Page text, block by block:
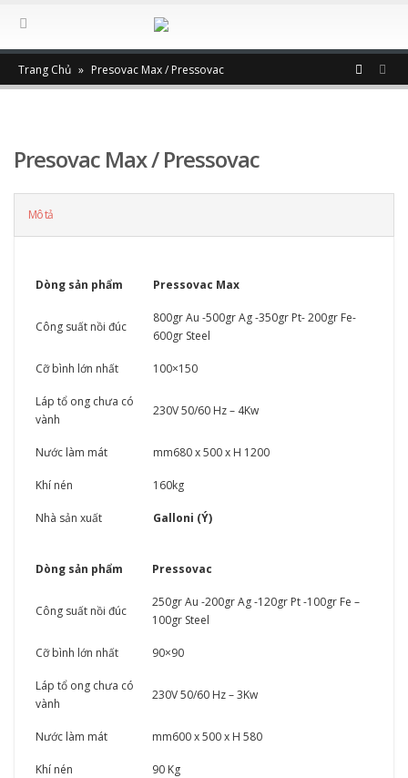
Trang Chủ » Presovac Max / Pressovac
Presovac Max / Pressovac
Mô tả
Dòng sản phẩm Pressovac Max
Công suất nồi đúc
800gr Au -500gr Ag -350gr Pt- 200gr Fe-
600gr Steel
Cỡ bình lớn nhất 100×150
Láp tổ ong chưa có
vành
230V 50/60 Hz – 4Kw
Nước làm mát mm680 x 500 x H 1200
Khí nén 160kg
Nhà sản xuất Galloni (Ý)
Dòng sản phẩm Pressovac
Công suất nồi đúc
250gr Au -200gr Ag -120gr Pt -100gr Fe –
100gr Steel
Cỡ bình lớn nhất 90×90
Láp tổ ong chưa có
vành
230V 50/60 Hz – 3Kw
Nước làm mát mm600 x 500 x H 580
Khí nén 90 Kg